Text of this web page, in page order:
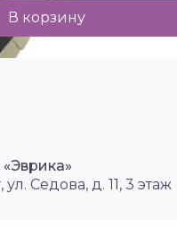
В корзину
Седова, д. 11, 3 этаж